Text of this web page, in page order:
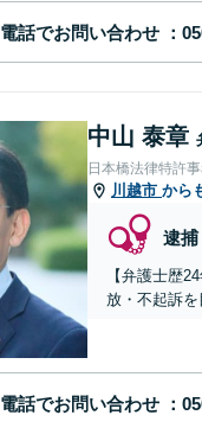
電話でお問い合わせ
中山 泰章
日本橋法律特許
川越市 から
逮
【弁護士歴
放・不起訴を
電話でお問い合わせ